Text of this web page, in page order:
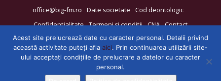
office@big-fm.ro Date societate
Cod deontologic
Confidențialitate Termeni și condiții CNA Contact
Acest site prelucrează date cu caracter personal. Detalii privind
această activitate puteți afla aici. Prin continuarea utilizării site-
ului acceptați condițiile de prelucrare a datelor cu caracter
personal.